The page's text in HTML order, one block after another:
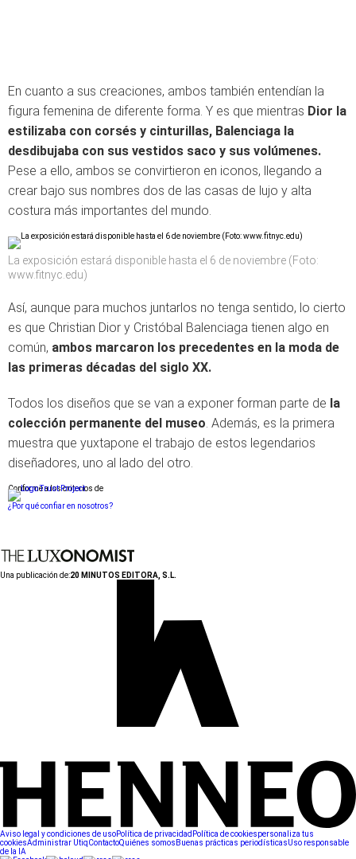
En cuanto a sus creaciones, ambos también entendían la
figura femenina de diferente forma. Y es que mientras Dior la
estilizaba con corsés y cinturillas, Balenciaga la
desdibujaba con sus vestidos saco y sus volúmenes.
Pese a ello, ambos se convirtieron en iconos, llegando a
crear bajo sus nombres dos de las casas de lujo y alta
costura más importantes del mundo.
La exposición estará disponible hasta el 6 de noviembre (Foto:
www.fitnyc.edu)
Así, aunque para muchos juntarlos no tenga sentido, lo cierto
es que Christian Dior y Cristóbal Balenciaga tienen algo en
común, ambos marcaron los precedentes en la moda de
las primeras décadas del siglo XX.
Todos los diseños que se van a exponer forman parte de la
colección permanente del museo. Además, es la primera
muestra que yuxtapone el trabajo de estos legendarios
diseñadores, uno al lado del otro.
Conforme a los criterios de
¿Por qué confiar en nosotros?
Una publicación de:20 MINUTOS EDITORA, S.L.
Aviso legal y condiciones de usoPolítica de privacidad Política de cookiespersonaliza tus
cookiesAdministrar UtiqContactoQuiénes somos Buenas prácticas periodísticasUso responsable
de la IA